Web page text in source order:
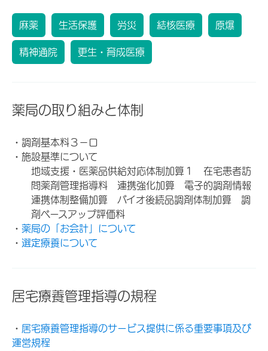
麻薬 生活保護 労災 結核医療 原爆
精神通院 更生・育成医療
薬局の取り組みと体制
・調剤基本料３－ロ
・施設基準について
地域支援・医薬品供給対応体制加算１ 在宅患者訪
問薬剤管理指導料 連携強化加算 電子的調剤情報
連携体制整備加算 バイオ後続品調剤体制加算 調
剤ベースアップ評価料
・ 薬局の「お会計」について
・ 選定療養について
居宅療養管理指導の規程
・ 居宅療養管理指導のサービス提供に係る重要事項及び
運営規程